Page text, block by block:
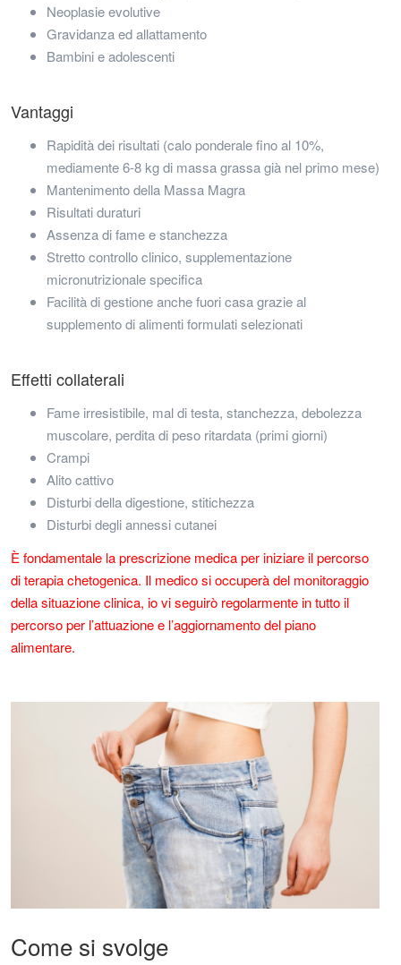
Neoplasie evolutive
Gravidanza ed allattamento
Bambini e adolescenti
Vantaggi
Rapidità dei risultati (calo ponderale fino al 10%,
mediamente 6-8 kg di massa grassa già nel primo mese)
Mantenimento della Massa Magra
Risultati duraturi
Assenza di fame e stanchezza
Stretto controllo clinico, supplementazione
micronutrizionale specifica
Facilità di gestione anche fuori casa grazie al
supplemento di alimenti formulati selezionati
Effetti collaterali
Fame irresistibile, mal di testa, stanchezza, debolezza
muscolare, perdita di peso ritardata (primi giorni)
Crampi
Alito cattivo
Disturbi della digestione, stitichezza
Disturbi degli annessi cutanei
È fondamentale la prescrizione medica per iniziare il percorso
di terapia chetogenica. Il medico si occuperà del monitoraggio
della situazione clinica, io vi seguirò regolarmente in tutto il
percorso per l’attuazione e l’aggiornamento del piano
alimentare.
Come si svolge